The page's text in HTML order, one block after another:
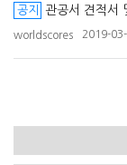
공지 관공서 견적서
worldscores 2019-